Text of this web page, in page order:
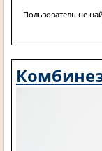
Пользователь не